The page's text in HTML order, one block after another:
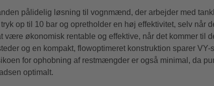
pålidelig løsning til vognmænd, der arbejder med
op til 10 bar og opretholder en høj effektivitet, selv når
være økonomisk rentable og effektive, når det kommer til
og en kompakt, flowoptimeret konstruktion sparer VY-
for ophobning af restmængder er også minimal, da
optimalt.